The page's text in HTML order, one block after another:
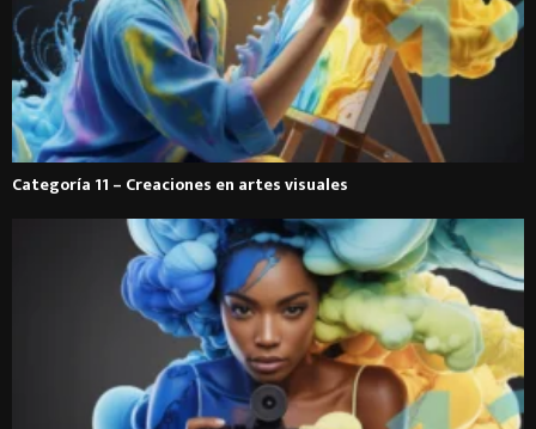
Categoría 11 – Creaciones en artes visuales